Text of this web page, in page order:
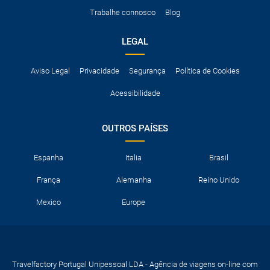
Trabalhe connosco Blog
LEGAL
Aviso Legal Privacidade Segurança Política de Cookies
Acessibilidade
OUTROS PAÍSES
Espanha Italia Brasil
França Alemanha Reino Unido
Mexico Europe
Travelfactory Portugal Unipessoal LDA - Agência de viagens on-line com